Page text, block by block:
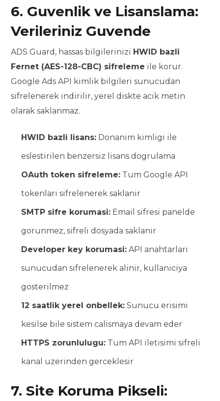
6. Guvenlik ve Lisanslama:
Verileriniz Guvende
ADS Guard, hassas bilgilerinizi HWID bazli
Fernet (AES-128-CBC) sifreleme ile korur.
Google Ads API kimlik bilgileri sunucudan
sifrelenerek indirilir, yerel diskte acik metin
olarak saklanmaz.
HWID bazli lisans: Donanim kimligi ile
eslestirilen benzersiz lisans dogrulama
OAuth token sifreleme: Tum Google API
tokenlari sifrelenerek saklanir
SMTP sifre korumasi: Email sifresi panelde
gorunmez, sifreli dosyada saklanir
Developer key korumasi: API anahtarlari
sunucudan sifrelenerek alinir, kullaniciya
gosterilmez
12 saatlik yerel onbellek: Sunucu erisimi
kesilse bile sistem calismaya devam eder
HTTPS zorunlulugu: Tum API iletisimi sifreli
kanal uzerinden gerceklesir
7. Site Koruma Pikseli: